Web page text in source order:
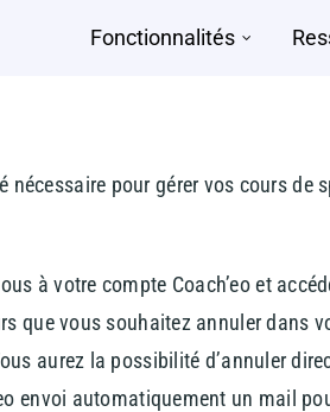
Fonctionnalités
pour gérer vos cours
à votre compte Coach’eo et
que vous souhaitez annuler dans
aurez la possibilité d’annuler
envoi automatiquement un mail